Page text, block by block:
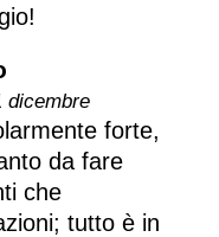
dicembre
forte,
da fare
che
tutto è in